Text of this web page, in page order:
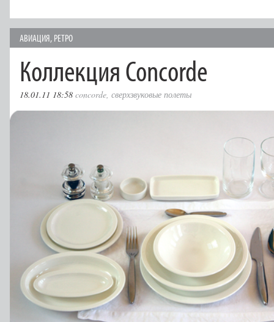
АВИАЦИЯ, РЕТРО
Коллекция Concorde
18.01.11 18:58 concorde, сверхзвуковые полеты